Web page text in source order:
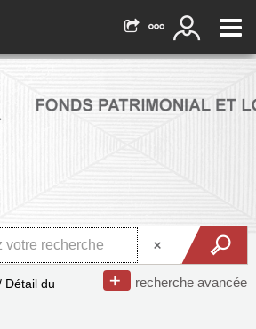
recherche avancée
Détail du